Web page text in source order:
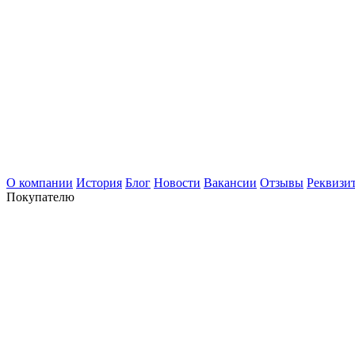
О компании История Блог Новости Вакансии Отзывы
Покупателю